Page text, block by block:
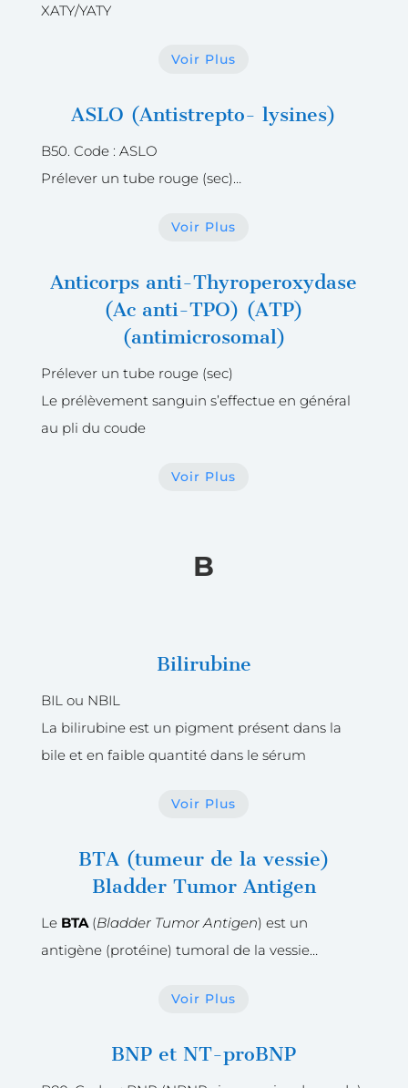
XATY/YATY
Voir Plus
ASLO (Antistrepto- lysines)
B50. Code : ASLO
Prélever un tube rouge (sec)…
Voir Plus
Anticorps anti-Thyroperoxydase
(Ac anti-TPO) (ATP)
(antimicrosomal)
Prélever un tube rouge (sec)
Le prélèvement sanguin s’effectue en général
au pli du coude
Voir Plus
B
Bilirubine
BIL ou NBIL
La bilirubine est un pigment présent dans la
bile et en faible quantité dans le sérum
Voir Plus
BTA (tumeur de la vessie)
Bladder Tumor Antigen
Le BTA(Bladder Tumor Antigen) est un
antigène (protéine) tumoral de la vessie…
Voir Plus
BNP et NT-proBNP